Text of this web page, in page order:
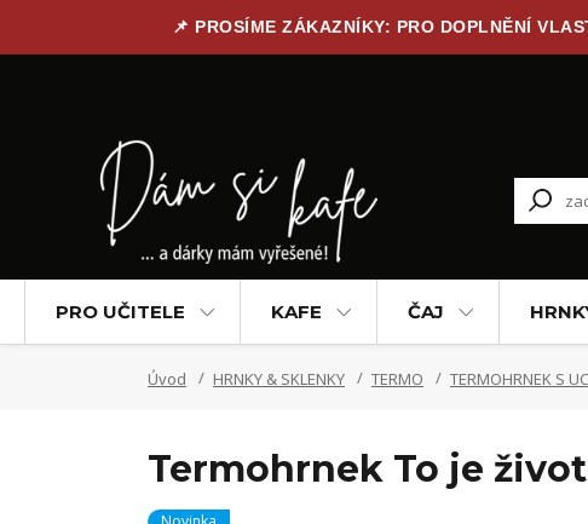
📌 PROSÍME ZÁKAZNÍKY: PRO DOPLNĚNÍ
PRO UČITELE KAFE ČAJ
Úvod HRNKY & SKLENKY TERMO TERMOHRNEK S
Termohrnek To je život